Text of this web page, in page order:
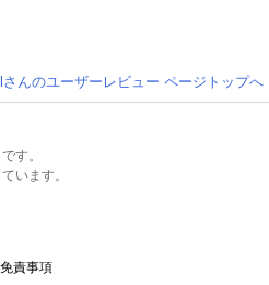
んのユーザーレビュー ページトップへ
す。
います。
免責事項